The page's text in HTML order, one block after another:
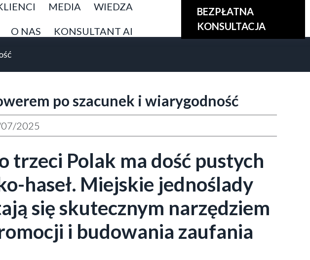
MEDIA WIEDZA
O NAS KONSULTANT AI
BEZPŁATNA
KONSULTACJA
po szacunek i wiarygodność
2025
trzeci Polak ma dość pustych
haseł. Miejskie jednoślady
się skutecznym narzędziem
i budowania zaufania